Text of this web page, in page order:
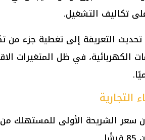
تكاليف التشغيل.
التعريفة إلى تغطية جزء من
الكهربائية، في ظل المتغيرات
التجارية
سعر الشريحة الأولى للمستهلك